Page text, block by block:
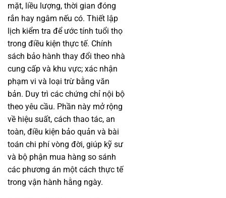
mặt, liều lượng, thời gian đóng
rắn hay ngâm nếu có. Thiết lập
lịch kiểm tra để ước tính tuổi thọ
trong điều kiện thực tế. Chính
sách bảo hành thay đổi theo nhà
cung cấp và khu vực; xác nhận
phạm vi và loại trừ bằng văn
bản. Duy trì các chứng chỉ nội bộ
theo yêu cầu. Phần này mở rộng
về hiệu suất, cách thao tác, an
toàn, điều kiện bảo quản và bài
toán chi phí vòng đời, giúp kỹ sư
và bộ phận mua hàng so sánh
các phương án một cách thực tế
trong vận hành hằng ngày.